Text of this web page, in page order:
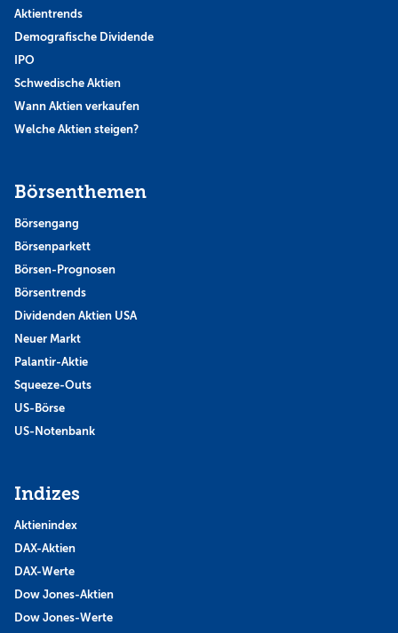
Aktientrends
Demografische Dividende
IPO
Schwedische Aktien
Wann Aktien verkaufen
Welche Aktien steigen?
Börsenthemen
Börsengang
Börsenparkett
Börsen-Prognosen
Börsentrends
Dividenden Aktien USA
Neuer Markt
Palantir-Aktie
Squeeze-Outs
US-Börse
US-Notenbank
Indizes
Aktienindex
DAX-Aktien
DAX-Werte
Dow Jones-Aktien
Dow Jones-Werte